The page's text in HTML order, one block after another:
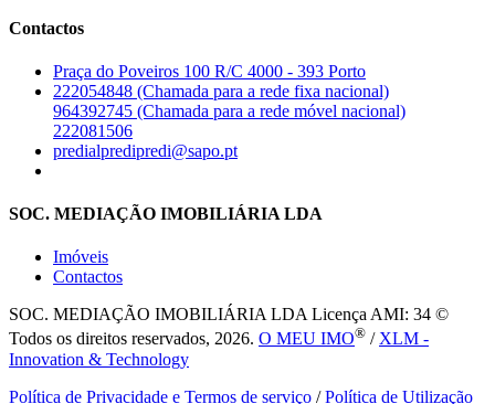
Contactos
Praça do Poveiros 100 R/C 4000 - 393 Porto
222054848 (Chamada para a rede fixa nacional)
964392745 (Chamada para a rede móvel nacional)
222081506
predialpredipredi@sapo.pt
SOC. MEDIAÇÃO IMOBILIÁRIA LDA
Imóveis
Contactos
SOC. MEDIAÇÃO IMOBILIÁRIA LDA Licença AMI: 34 ©
Todos os direitos reservados, 2026. O MEU IMO® /XLM -
Innovation & Technology
Política de Privacidade e Termos de serviço /Política de Utilização